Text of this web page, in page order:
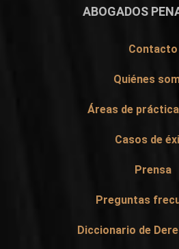
ABOGADOS
Contacto
Quiénes
Áreas de
Casos de
Prensa
Preguntas
Diccionario de